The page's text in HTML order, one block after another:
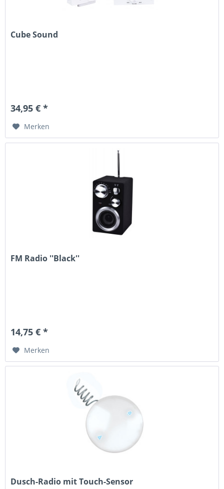
Cube Sound
34,95 € *
Merken
FM Radio ''Black''
14,75 € *
Merken
Dusch-Radio mit Touch-Sensor